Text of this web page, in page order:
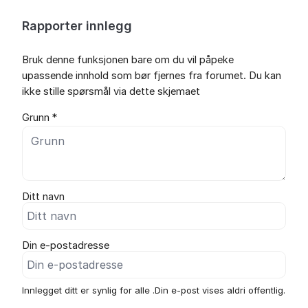
Rapporter innlegg
Bruk denne funksjonen bare om du vil påpeke
upassende innhold som bør fjernes fra forumet. Du kan
ikke stille spørsmål via dette skjemaet
Grunn *
Ditt navn
Din e-postadresse
Innlegget ditt er synlig for alle .Din e-post vises aldri offentlig.